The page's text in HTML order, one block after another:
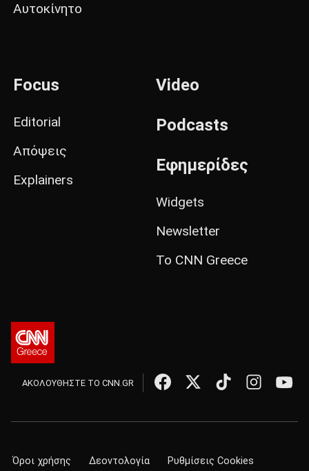
Αυτοκίνητο
Focus
Editorial
Απόψεις
Explainers
Video
Podcasts
Εφημερίδες
Widgets
Newsletter
Το CNN Greece
ΑΚΟΛΟΥΘΗΣΤΕ ΤΟ CNN.GR
Όροι χρήσης Δεοντολογία Ρυθμίσεις Cookies